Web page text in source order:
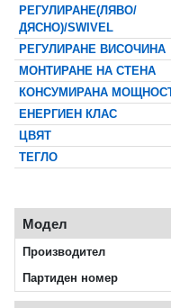
РЕГУЛИРАНЕ(ЛЯВО/
ДЯСНО)/SWIVEL
РЕГУЛИРАНЕ ВИСОЧИНА
МОНТИРАНЕ НА СТЕНА
КОНСУМИРАНА
ЕНЕРГИЕН КЛАС
ЦВЯТ
ТЕГЛО
Модел
Производител
Партиден номер